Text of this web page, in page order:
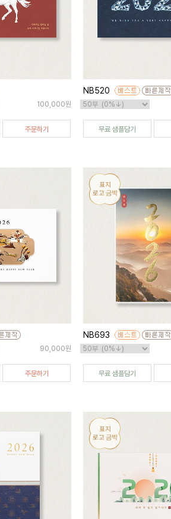
100,000원
주문하기
NB520
무료 샘플담기
90,000원
주문하기
NB693
무료 샘플담기